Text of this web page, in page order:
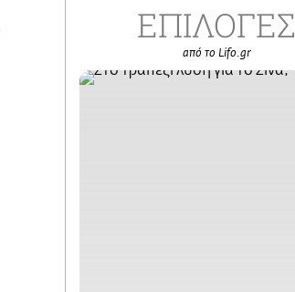
ΕΠΙΛΟΓΕΣ
από το Lifo.gr